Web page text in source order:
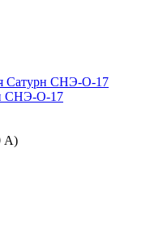
СНЭ-О-17
А)